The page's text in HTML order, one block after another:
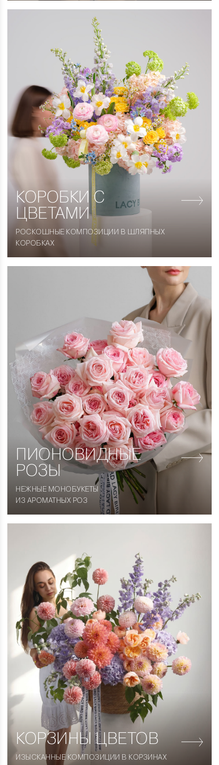
КОРОБКИ С
ЦВЕТАМИ
РОСКОШНЫЕ КОМПОЗИЦИИ В ШЛЯПНЫХ
КОРОБКАХ
ПИОНОВИДНЫЕ
РОЗЫ
НЕЖНЫЕ МОНОБУКЕТЫ
ИЗ АРОМАТНЫХ РОЗ
КОРЗИНЫ ЦВЕТОВ
ИЗЫСКАННЫЕ КОМПОЗИЦИИ В КОРЗИНАХ